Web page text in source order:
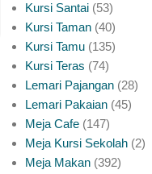
Kursi Santai 53
Kursi Taman 40
Kursi Tamu 135
Kursi Teras 74
Lemari Pajangan 28
Lemari Pakaian 45
Meja Cafe 147
Meja Kursi Sekolah 2
Meja Makan 392